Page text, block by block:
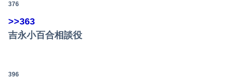
376
>>363
吉永小百合相談役
396